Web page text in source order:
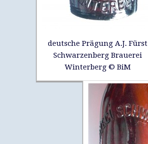
deutsche Prägung A.J. Fürst
Schwarzenberg Brauerei
Winterberg © BiM